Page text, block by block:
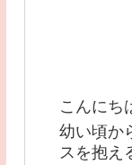
こんにち
幼い頃か
スを抱え